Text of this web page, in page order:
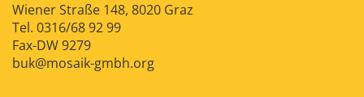
Wiener Straße 148, 8020 Graz
Tel. 0316/68 92 99
Fax-DW 9279
buk@mosaik-gmbh.org